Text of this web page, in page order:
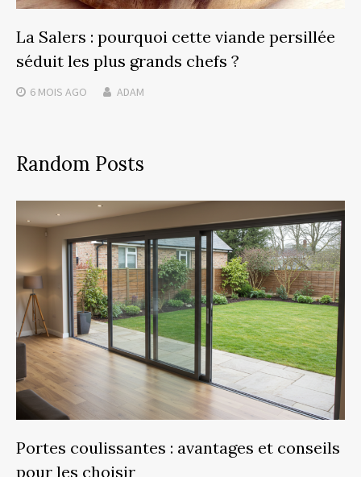
La Salers : pourquoi cette viande persillée
séduit les plus grands chefs ?
6 MOIS AGO ADAM
Random Posts
Portes coulissantes : avantages et conseils
pour les choisir